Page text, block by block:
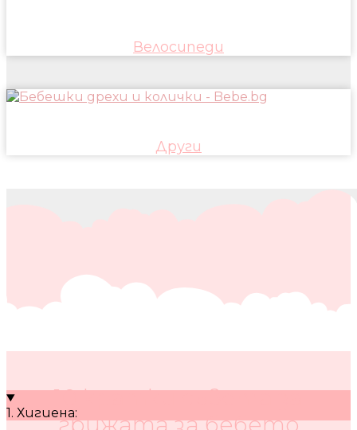
Велосипеди
Други
10 кратки съвета за
грижата за бебето
1. Хигиена: